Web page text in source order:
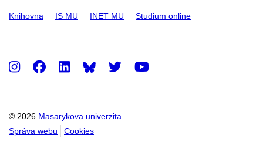
Knihovna IS MU INET MU Studium online
© 2026 Masarykova univerzita
Správa webu
Cookies
Instagram
Facebook
LinkedInTwitter